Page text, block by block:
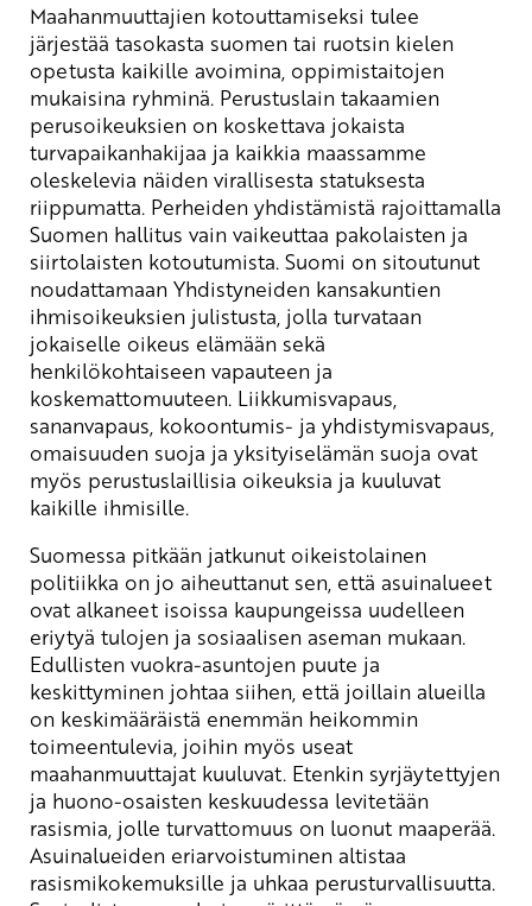
Maahanmuuttajien kotouttamiseksi tulee
järjestää tasokasta suomen tai ruotsin kielen
opetusta kaikille avoimina, oppimistaitojen
mukaisina ryhminä. Perustuslain takaamien
perusoikeuksien on koskettava jokaista
turvapaikanhakijaa ja kaikkia maassamme
oleskelevia näiden virallisesta statuksesta
riippumatta. Perheiden yhdistämistä rajoittamalla
Suomen hallitus vain vaikeuttaa pakolaisten ja
siirtolaisten kotoutumista. Suomi on sitoutunut
noudattamaan Yhdistyneiden kansakuntien
ihmisoikeuksien julistusta, jolla turvataan
jokaiselle oikeus elämään sekä
henkilökohtaiseen vapauteen ja
koskemattomuuteen. Liikkumisvapaus,
sananvapaus, kokoontumis- ja yhdistymisvapaus,
omaisuuden suoja ja yksityiselämän suoja ovat
myös perustuslaillisia oikeuksia ja kuuluvat
kaikille ihmisille.
Suomessa pitkään jatkunut oikeistolainen
politiikka on jo aiheuttanut sen, että asuinalueet
ovat alkaneet isoissa kaupungeissa uudelleen
eriytyä tulojen ja sosiaalisen aseman mukaan.
Edullisten vuokra-asuntojen puute ja
keskittyminen johtaa siihen, että joillain alueilla
on keskimääräistä enemmän heikommin
toimeentulevia, joihin myös useat
maahanmuuttajat kuuluvat. Etenkin syrjäytettyjen
ja huono-osaisten keskuudessa levitetään
rasismia, jolle turvattomuus on luonut maaperää.
Asuinalueiden eriarvoistuminen altistaa
rasismikokemuksille ja uhkaa perusturvallisuutta.